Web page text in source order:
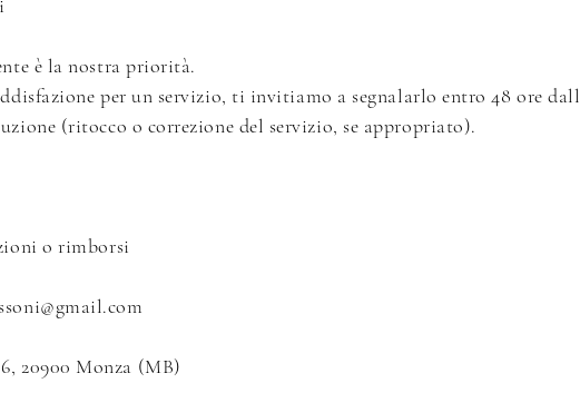
è la nostra priorità.
per un servizio, ti invitiamo a segnalarlo entro 48 ore
(ritocco o correzione del servizio, se appropriato).
o rimborsi
20900 Monza (MB)